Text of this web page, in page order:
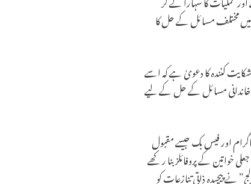
انہیں مختلف مسائل کے حل کا
کنندہ کا دعویٰ ہے کہ اسے
خاندانی مسائل کے حل کے لیے
اور فیس بک جیسے مقبول
کے پروفائلز بنا رکھے
نے پیچیدہ ذاتی تنازعات کو